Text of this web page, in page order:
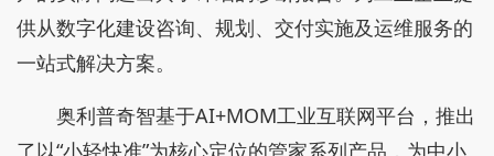
供从数字化建设咨询、规划、交付实施及运维服务的
一站式解决方案。
奥利普奇智基于AI+MOM工业互联网平台，推出
了以“小轻快准”为核心定位的管家系列产品，为中小